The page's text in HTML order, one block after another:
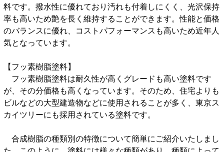
料です。撥水性に優れており汚れも付着しにくく、光沢保持
率も高いため艶を長く維持することができます。性能と価格
のバランスに優れ、コストパフォーマンスも高いため近年人
気となっています。
【フッ素樹脂塗料】
フ ッ素樹脂塗料は耐久性が高くグレードも高い塗料です
が、その分価格も高くなっています。そのため、住宅よりも
ビルなどの大型建造物などに使用されることが多く、東京ス
カイツリーにも採用されている塗料です。
合成樹脂の種類別の特徴について簡単にご紹介いたしまし